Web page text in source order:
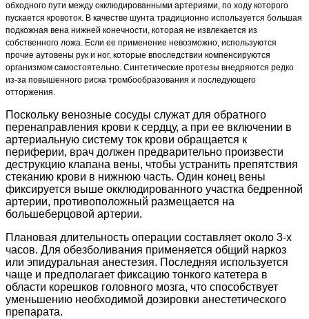
обходного пути между окклюдированными артериями, по ходу которого
пускается кровоток. В качестве шунта традиционно используется большая
подкожная вена нижней конечности, которая не извлекается из
собственного ложа. Если ее применение невозможно, используются
прочие аутовены рук и ног, которые впоследствии компенсируются
организмом самостоятельно. Синтетические протезы внедряются редко
из-за повышенного риска тромбообразования и последующего
отторжения.
Поскольку венозные сосуды служат для обратного
перенаправления крови к сердцу, а при ее включении в
артериальную систему ток крови обращается к
периферии, врач должен предварительно произвести
деструкцию клапана вены, чтобы устранить препятствия
стеканию крови в нижнюю часть. Один конец вены
фиксируется выше окклюдированного участка бедренной
артерии, противоположный размещается на
большеберцовой артерии.
Плановая длительность операции составляет около 3-х
часов. Для обезболивания применяется общий наркоз
или эпидуральная анестезия. Последняя используется
чаще и предполагает фиксацию тонкого катетера в
области корешков головного мозга, что способствует
уменьшению необходимой дозировки анестетического
препарата.